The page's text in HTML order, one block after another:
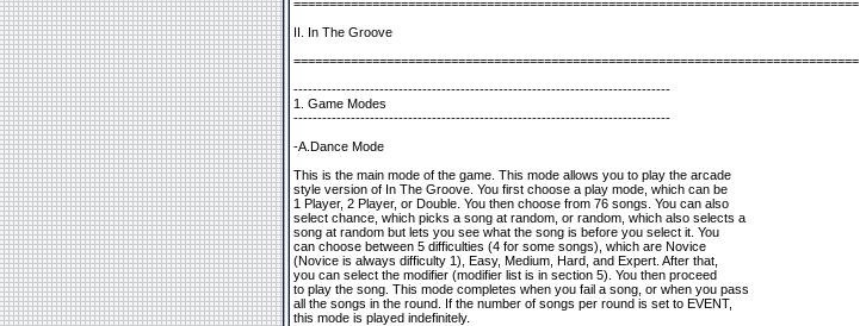
===============================================================================
II. In The Groove
===============================================================================
-------------------------------------------------------------------------------
1. Game Modes
-------------------------------------------------------------------------------
-A.Dance Mode
This is the main mode of the game. This mode allows you to play the arcade
style version of In The Groove. You first choose a play mode, which can be
1 Player, 2 Player, or Double. You then choose from 76 songs. You can also
select chance, which picks a song at random, or random, which also selects a
song at random but lets you see what the song is before you select it. You
can choose between 5 difficulties (4 for some songs), which are Novice
(Novice is always difficulty 1), Easy, Medium, Hard, and Expert. After that,
you can select the modifier (modifier list is in section 5). You then proceed
to play the song. This mode completes when you fail a song, or when you pass
all the songs in the round. If the number of songs per round is set to EVENT,
this mode is played indefinitely.